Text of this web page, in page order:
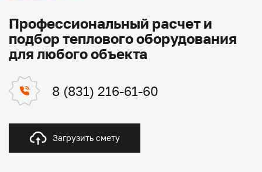
Профессиональный расчет и
подбор теплового оборудования
для любого объекта
8 (831) 216-61-60
Загрузить смету